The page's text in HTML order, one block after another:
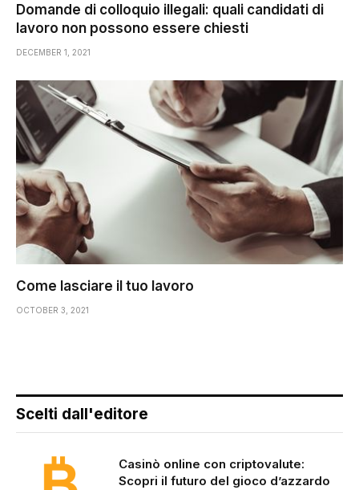
Domande di colloquio illegali: quali candidati di
lavoro non possono essere chiesti
DECEMBER 1, 2021
Come lasciare il tuo lavoro
OCTOBER 3, 2021
Scelti dall'editore
Casinò online con criptovalute:
Scopri il futuro del gioco d’azzardo